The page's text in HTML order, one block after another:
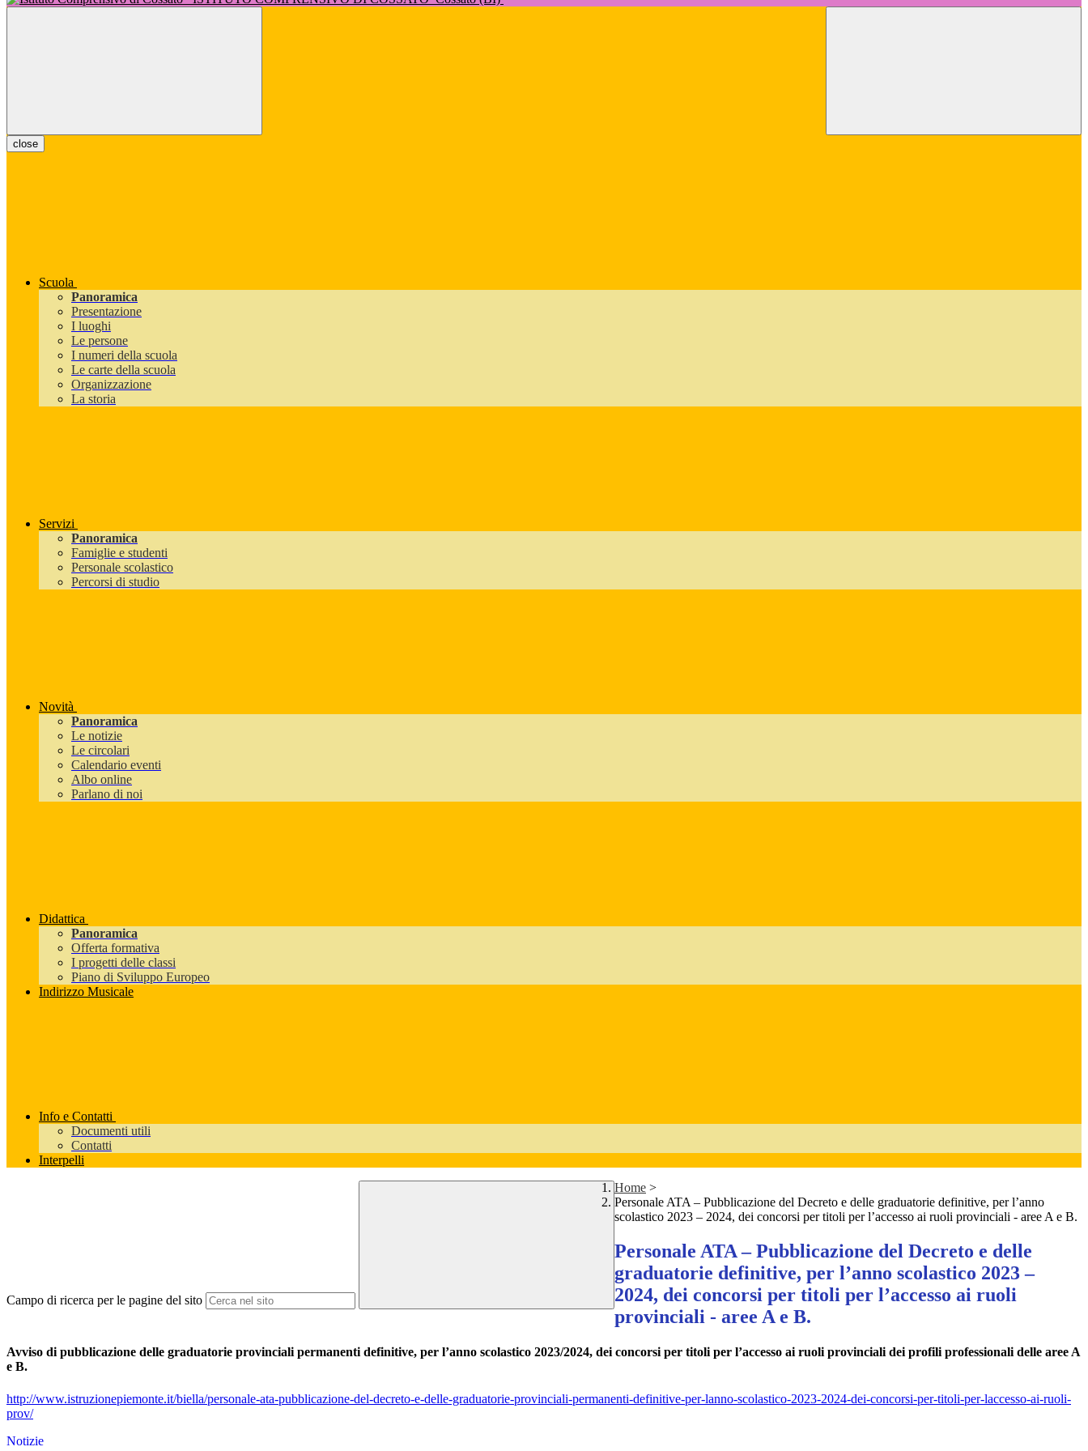
close
Scuola
Panoramica
Presentazione
I luoghi
Le persone
I numeri della scuola
Le carte della scuola
Organizzazione
La storia
Servizi
Panoramica
Famiglie e studenti
Personale scolastico
Percorsi di studio
Novità
Panoramica
Le notizie
Le circolari
Calendario eventi
Albo online
Parlano di noi
Didattica
Panoramica
Offerta formativa
I progetti delle classi
Piano di Sviluppo Europeo
Indirizzo Musicale
Info e Contatti
Documenti utili
Contatti
Interpelli
Campo di ricerca per le pagine del sito
Home >
Personale ATA – Pubblicazione del Decreto e delle graduatorie definitive, per l’anno
scolastico 2023 – 2024, dei concorsi per titoli per l’accesso ai ruoli provinciali - aree A e B.
Personale ATA – Pubblicazione del Decreto e delle
graduatorie definitive, per l’anno scolastico 2023 –
2024, dei concorsi per titoli per l’accesso ai ruoli
provinciali - aree A e B.
Avviso di pubblicazione delle graduatorie provinciali permanenti definitive, per l’anno scolastico 2023/2024, dei concorsi per titoli per l’accesso ai ruoli provinciali dei profili professionali delle aree A
e B.
http://www.istruzionepiemonte.it/biella/personale-ata-pubblicazione-del-decreto-e-delle-graduatorie-provinciali-permanenti-definitive-per-lanno-scolastico-2023-2024-dei-concorsi-per-titoli-per-laccesso-ai-ruoli-
prov/
Notizie